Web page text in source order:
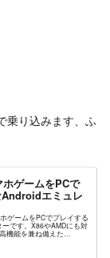
乗り込みます、ふ
ゲームをPCで
エミュレ
ゲームをPCでプレイする
です。X86やAMDにも対
機能を兼ね備えた